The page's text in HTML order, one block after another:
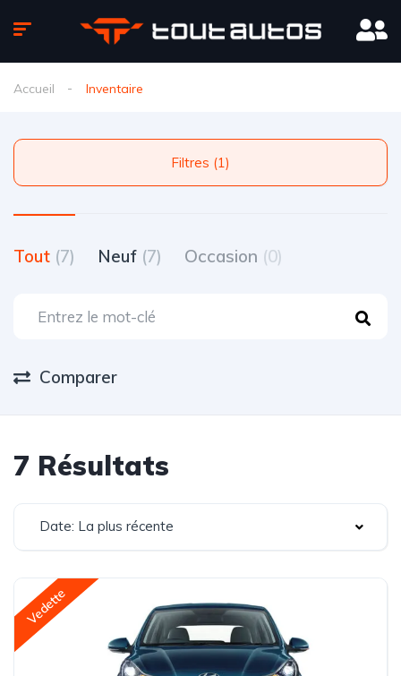
Accueil Inventaire
Filtres (1)
Tout (7) Neuf (7) Occasion (0)
Comparer
7 Résultats
Date: La plus récente
Vedette